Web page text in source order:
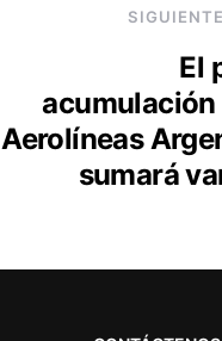
El
acumulación
Aerolíneas
sumará